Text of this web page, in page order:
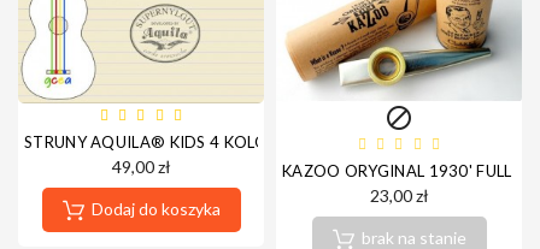
STRUNY AQUILA® KIDS 4 KOLORY DO UKULELE
49,00 zł
Dodaj do koszyka

KAZOO ORYGINAL 1930' FULL
23,00 zł
brak na stanie